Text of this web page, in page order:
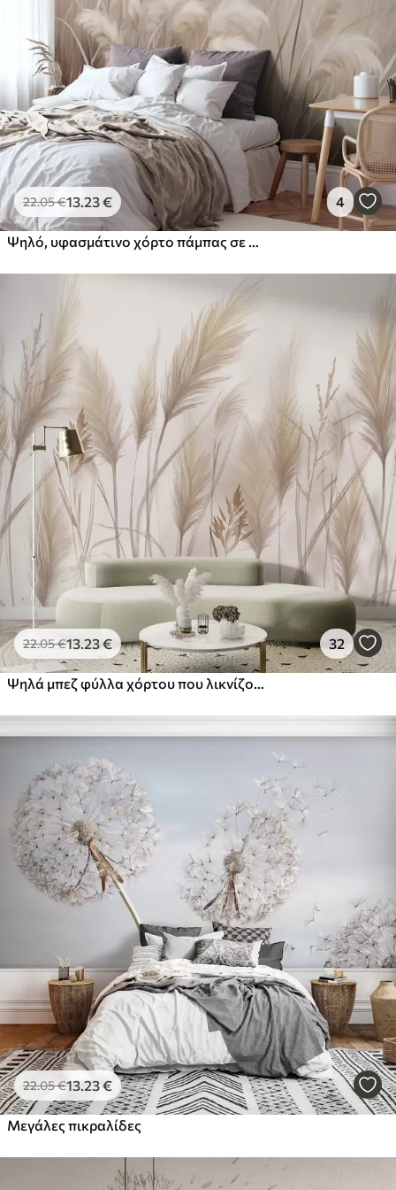
Στάνταρ
44.98 26.99 €/m²
Πρίμιουμ
56.6734.00€/m²
Premium βινύλιο
65.00 39 .00 €/m²
Peel and Stick
81.6749.00€/m²
22.05€13 .23€ 4
22.05€13 .23€ 32
22.05€13.23€
Μεγάλες πικραλίδες